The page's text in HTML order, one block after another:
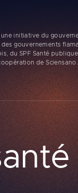
initiative du
gouvernements
du SPF Santé
de Sciensano.